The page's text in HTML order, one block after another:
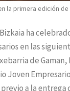
la primera edición
ha
en las
de
Joven
a la